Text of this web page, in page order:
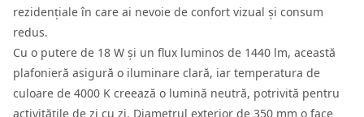
rezidențiale în care ai nevoie de confort vizual și consum
redus.
Cu o putere de 18 W și un flux luminos de 1440 lm, această
plafonieră asigură o iluminare clară, iar temperatura de
culoare de 4000 K creează o lumină neutră, potrivită pentru
activitățile de zi cu zi. Diametrul exterior de 350 mm o face